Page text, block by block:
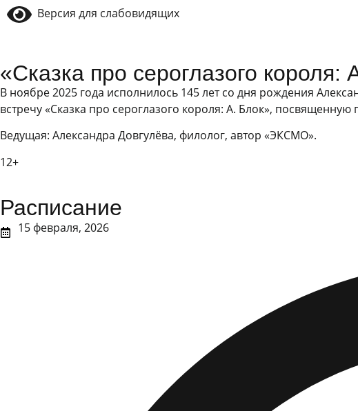
Версия для слабовидящих
«Сказка про сероглазого
В ноябре 2025 года исполнилось 145 лет со дня рождения
встречу «Сказка про сероглазого короля: А. Блок», посвященную
Ведущая: Александра Довгулёва, филолог, автор «ЭКСМО».
12+
Расписание
15 февраля, 2026